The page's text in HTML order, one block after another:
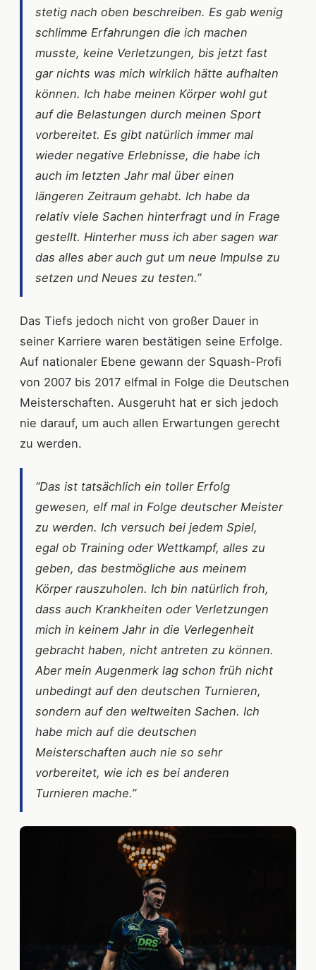
stetig nach oben beschreiben. Es gab wenig
schlimme Erfahrungen die ich machen
musste, keine Verletzungen, bis jetzt fast
gar nichts was mich wirklich hätte aufhalten
können. Ich habe meinen Körper wohl gut
auf die Belastungen durch meinen Sport
vorbereitet. Es gibt natürlich immer mal
wieder negative Erlebnisse, die habe ich
auch im letzten Jahr mal über einen
längeren Zeitraum gehabt. Ich habe da
relativ viele Sachen hinterfragt und in Frage
gestellt. Hinterher muss ich aber sagen war
das alles aber auch gut um neue Impulse zu
setzen und Neues zu testen.”
Das Tiefs jedoch nicht von großer Dauer in
seiner Karriere waren bestätigen seine Erfolge.
Auf nationaler Ebene gewann der Squash-Profi
von 2007 bis 2017 elfmal in Folge die Deutschen
Meisterschaften. Ausgeruht hat er sich jedoch
nie darauf, um auch allen Erwartungen gerecht
zu werden.
“Das ist tatsächlich ein toller Erfolg
gewesen, elf mal in Folge deutscher Meister
zu werden. Ich versuch bei jedem Spiel,
egal ob Training oder Wettkampf, alles zu
geben, das bestmögliche aus meinem
Körper rauszuholen. Ich bin natürlich froh,
dass auch Krankheiten oder Verletzungen
mich in keinem Jahr in die Verlegenheit
gebracht haben, nicht antreten zu können.
Aber mein Augenmerk lag schon früh nicht
unbedingt auf den deutschen Turnieren,
sondern auf den weltweiten Sachen. Ich
habe mich auf die deutschen
Meisterschaften auch nie so sehr
vorbereitet, wie ich es bei anderen
Turnieren mache.”